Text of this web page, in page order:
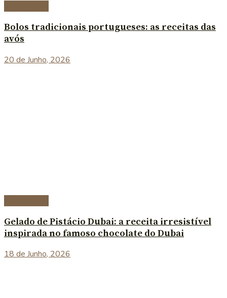
Bolos tradicionais portugueses: as receitas das
avós
20 de Junho, 2026
Gelado de Pistácio Dubai: a receita irresistível
inspirada no famoso chocolate do Dubai
18 de Junho, 2026